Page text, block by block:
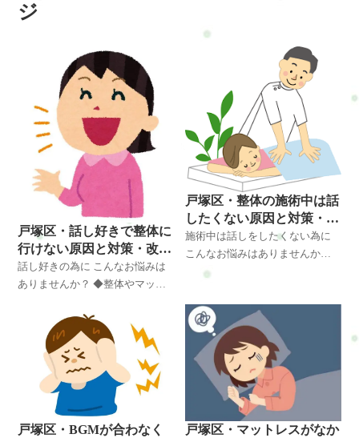
ジ
戸塚区・話し好きで整体に
行けない原因と対策・改善
方法とは
話し好きの為に こんなお悩みは
ありませんか？ ◆整体やマッサ
に行けなくて悩んでいる 整体や
マッサージ・リラクゼーション
のお店に行く目的の1つにストレ
戸塚区・整体の施術中は話
したくない原因と対策・改
善方法とは
施術中は話しをしたくない為に
こんなお悩みはありませんか？
◆整体やマッサージ・リラクゼ
んでいる あなたは施術中は 話し
がしたいですか？ 静かにし
戸塚区・BGMが合わなく
戸塚区・マットレスがなか